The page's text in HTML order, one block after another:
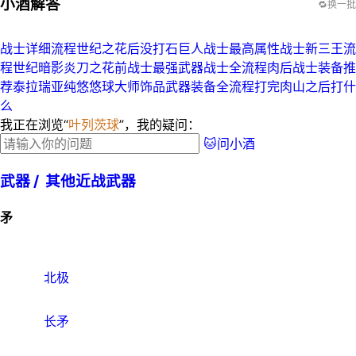
小酒解答 🔁换一批
战士详细流程世纪之花后没打石巨人战士最高属性战士新三王流
程世纪暗影炎刀之花前战士最强武器战士全流程肉后战士装备推
荐泰拉瑞亚纯悠悠球大师饰品武器装备全流程打完肉山之后打什
么
我正在浏览“叶列茨球”，我的疑问：
🐱问小酒
武器 / 其他近战武器
矛
北极
长矛